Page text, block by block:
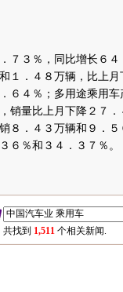
７３％，同比增长６
１．４８万辆，比上
６４％；多用途乘用
销量比上月下降２７
８．４３万辆和９．
６％和３４．３７％。
共找到 1,511 个相关新闻.